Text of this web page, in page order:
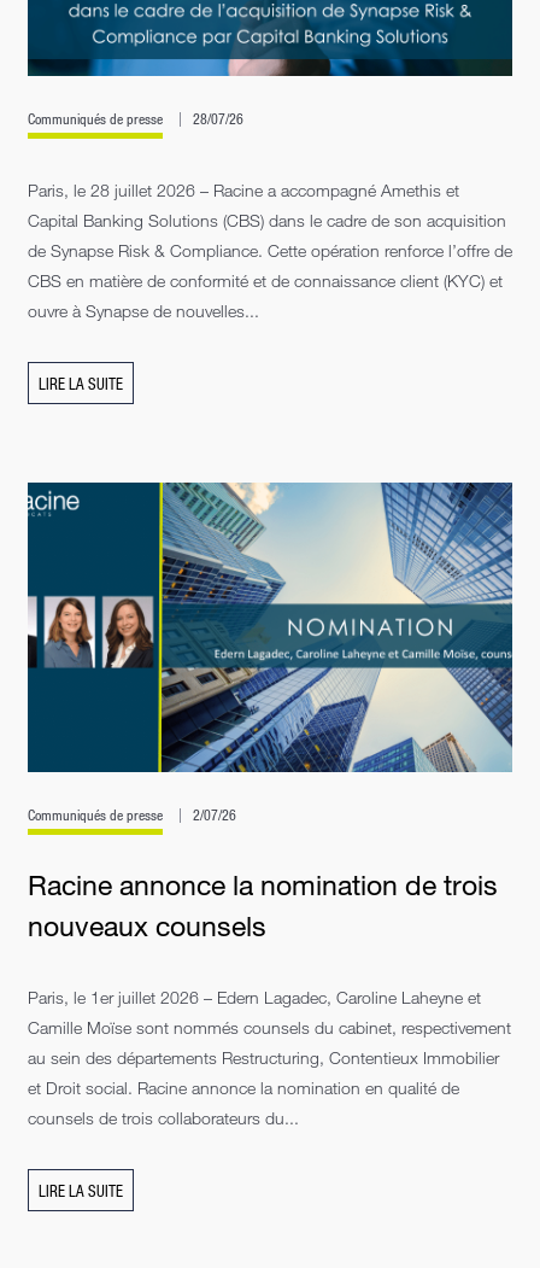
Communiqués de presse 28/07/26
Paris, le 28 juillet 2026 – Racine a accompagné Amethis et
Capital Banking Solutions (CBS) dans le cadre de son acquisition
de Synapse Risk & Compliance. Cette opération renforce l’offre de
CBS en matière de conformité et de connaissance client (KYC) et
ouvre à Synapse de nouvelles...
LIRE LA SUITE
Communiqués de presse 2/07/26
Racine annonce la nomination de trois
nouveaux counsels
Paris, le 1er juillet 2026 – Edern Lagadec, Caroline Laheyne et
Camille Moïse sont nommés counsels du cabinet, respectivement
au sein des départements Restructuring, Contentieux Immobilier
et Droit social. Racine annonce la nomination en qualité de
counsels de trois collaborateurs du...
LIRE LA SUITE